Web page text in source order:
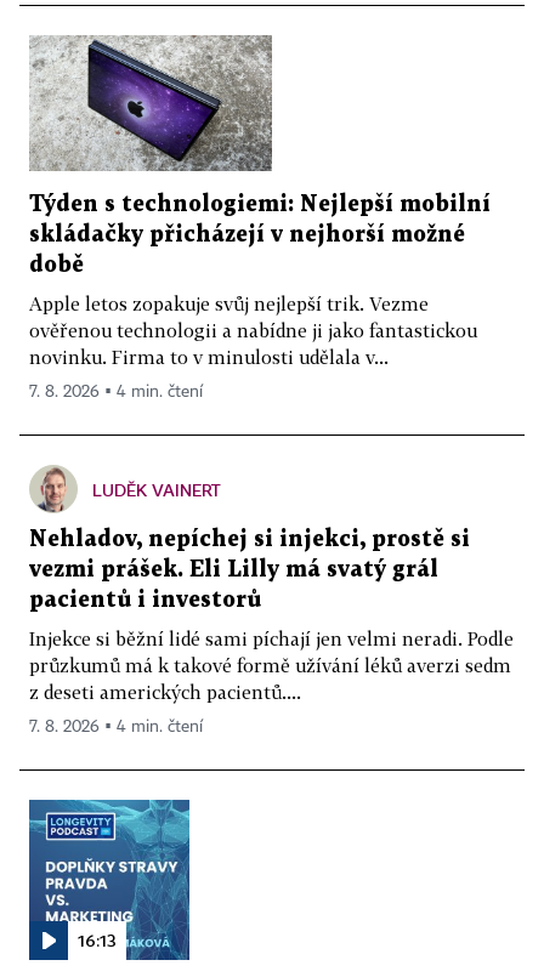
Týden s technologiemi: Nejlepší mobilní
skládačky přicházejí v nejhorší možné
době
Apple letos zopakuje svůj nejlepší trik. Vezme
ověřenou technologii a nabídne ji jako fantastickou
novinku. Firma to v minulosti udělala v...
7. 8. 2026 ▪ 4 min. čtení
LUDĚK VAINERT
Nehladov, nepíchej si injekci, prostě si
vezmi prášek. Eli Lilly má svatý grál
pacientů i investorů
Injekce si běžní lidé sami píchají jen velmi neradi. Podle
průzkumů má k takové formě užívání léků averzi sedm
z deseti amerických pacientů....
7. 8. 2026 ▪ 4 min. čtení
16:13